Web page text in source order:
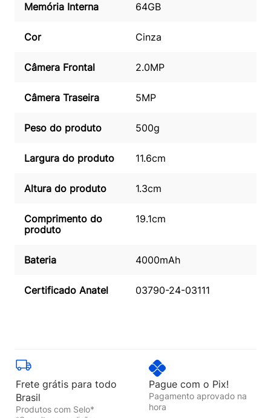
Memória Interna 64GB
Cor Cinza
Câmera Frontal 2.0MP
Câmera Traseira 5MP
Peso do produto 500g
Largura do produto 11.6cm
Altura do produto 1.3cm
Comprimento do
produto
19.1cm
Bateria 4000mAh
Certificado Anatel 03790-24-03111
Frete grátis para todo
Brasil
Produtos com Selo*
Pague com o Pix!
Pagamento aprovado na
hora